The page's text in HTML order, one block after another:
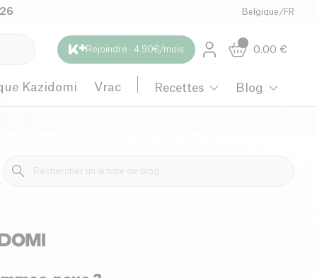
Belgique /FR
Rejoindre · 4.90€/mois 0.00 €
Kazidomi Vrac Recettes Blog
Maternité